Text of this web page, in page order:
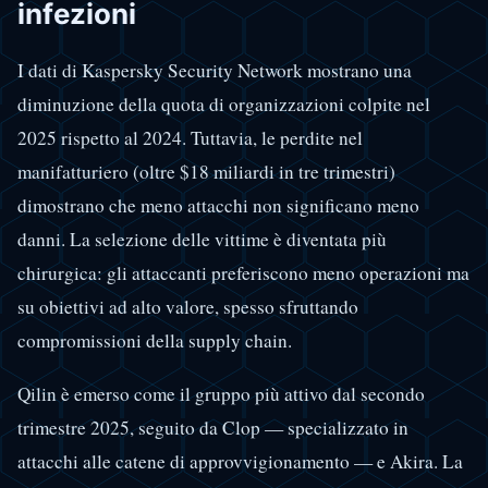
infezioni
I dati di Kaspersky Security Network mostrano una
diminuzione della quota di organizzazioni colpite nel
2025 rispetto al 2024. Tuttavia, le perdite nel
manifatturiero (oltre $18 miliardi in tre trimestri)
dimostrano che meno attacchi non significano meno
danni. La selezione delle vittime è diventata più
chirurgica: gli attaccanti preferiscono meno operazioni ma
su obiettivi ad alto valore, spesso sfruttando
compromissioni della supply chain.
Qilin è emerso come il gruppo più attivo dal secondo
trimestre 2025, seguito da Clop — specializzato in
attacchi alle catene di approvvigionamento — e Akira. La